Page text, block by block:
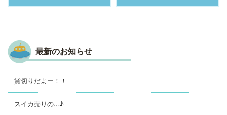
最新のお知らせ
貸切りだよー！！
スイカ売りの…♪